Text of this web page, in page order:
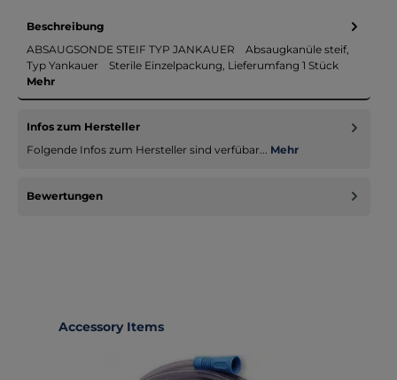
Beschreibung
ABSAUGSONDE STEIF TYP JANKAUER Absaugkanüle steif,
Typ Yankauer Sterile Einzelpackung, Lieferumfang 1 Stück
Mehr
Infos zum Hersteller
Folgende Infos zum Hersteller sind verfübar... Mehr
Bewertungen
Produktgalerie überspringen
Accessory Items